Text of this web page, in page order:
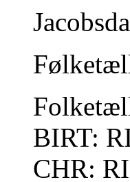
BIRT:
CHR: